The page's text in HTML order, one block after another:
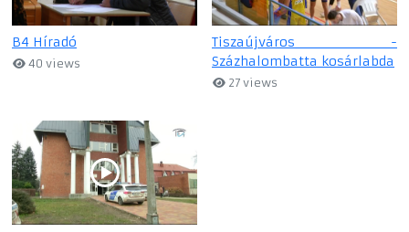
B4 Híradó
40 views
Tiszaújváros -
Százhalombatta kosárlabda
27 views